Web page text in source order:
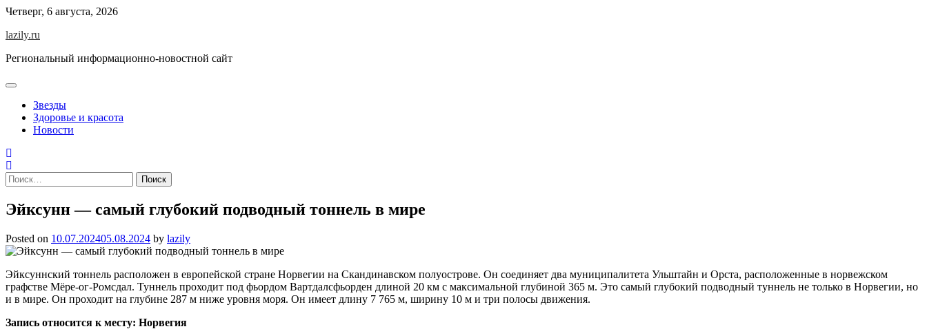
Skip
content
Четверг, 6 августа, 2026
lazily.ru
Региональный информационно-новостной сайт
Звезды
Здоровье и красота
Новости
Найти:
Эйксунн — самый глубокий подводный тоннель в мире
Posted on 10.07.202405.08.2024 by lazily
Эйксуннский тоннель расположен в европейской стране Норвегии на Скандинавском полуострове. Он соединяет два муниципалитета Ульштайн и Орста, расположенные в норвежском
графстве Мёре-ог-Ромсдал. Туннель проходит под фьордом Вартдалсфьорден длиной 20 км с максимальной глубиной 365 м. Это самый глубокий подводный туннель не только в Норвегии, но
и в мире. Он проходит на глубине 287 м ниже уровня моря. Он имеет длину 7 765 м, ширину 10 м и три полосы движения.
Запись относится к месту: Норвегия